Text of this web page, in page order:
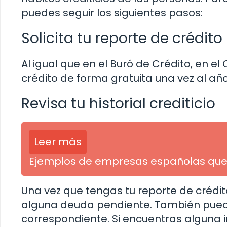
puedes seguir los siguientes pasos:
Solicita tu reporte de crédito
Al igual que en el Buró de Crédito, en
crédito de forma gratuita una vez al
Revisa tu historial crediticio
Leer más
Ejemplos de empresas españolas
Una vez que tengas tu reporte de
alguna deuda pendiente. También
correspondiente. Si encuentras